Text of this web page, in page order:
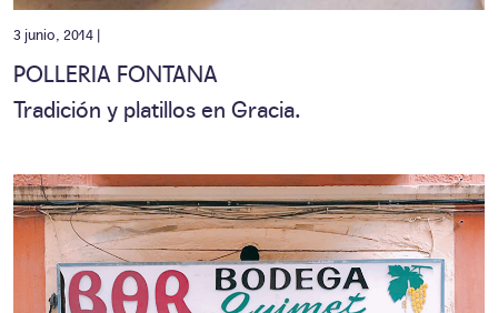
3 junio, 2014 |
POLLERIA FONTANA
Tradición y platillos en Gracia.